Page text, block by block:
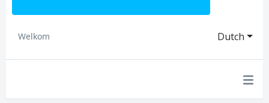
Dutch
Welkom